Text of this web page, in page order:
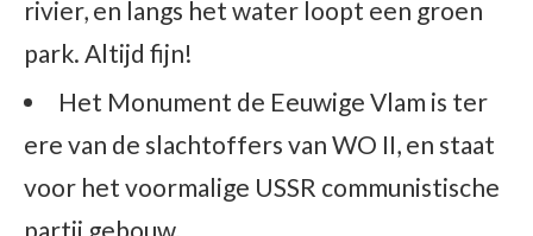
rivier, en langs het water loopt een groen
park. Altijd fijn!
Het Monument de Eeuwige Vlam is ter
ere van de slachtoffers van WO II, en staat
voor het voormalige USSR communistische
partij gebouw.